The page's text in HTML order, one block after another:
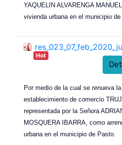
YAQUELIN ALVARENGA
vivienda urbana en el municipio de
Hot
Por medio de la cual se renueva
establecimiento de comercio
representada por la Señora
MOSQUERA IBARRA, como
urbana en el municipio de Pasto.